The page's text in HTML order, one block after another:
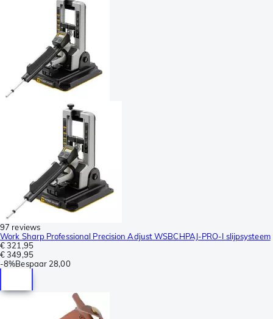
97 reviews
Work Sharp Professional Precision Adjust WSBCHPAJ-PRO-I slijpsysteem
€ 321,95
€ 349,95
-8%Bespaar 28,00